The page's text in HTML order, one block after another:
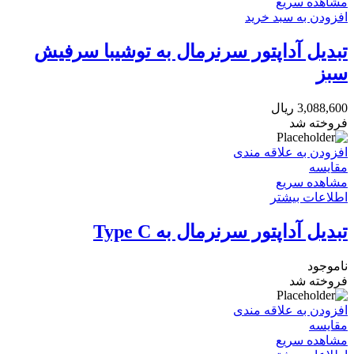
افزودن به سبد خرید
تبدیل آداپتور سرنرمال به توشیبا سرفیش
سبز
3,088,600 ریال
فروخته شد
افزودن به علاقه مندی
مقایسه
مشاهده سریع
اطلاعات بیشتر
تبدیل آداپتور سرنرمال به Type C
ناموجود
فروخته شد
افزودن به علاقه مندی
مقایسه
مشاهده سریع